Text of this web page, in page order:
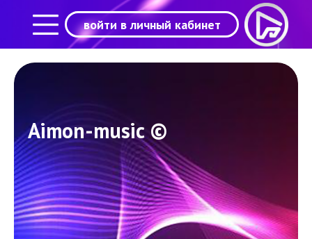
войти в личный кабинет
Aimon-music ©